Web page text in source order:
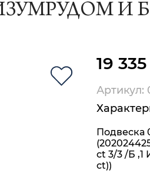
И
19
Артикул:
Подвеска
ct 3/3 /Б ,1
ct))